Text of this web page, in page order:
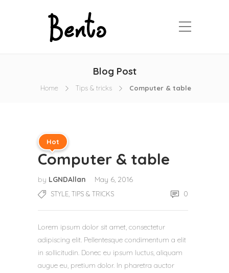
Blog Post
Home Tips & tricks Computer & table
Hot
Computer & table
by LGNDAllan May 6, 2016
STYLE, TIPS & TRICKS 0
Lorem ipsum dolor sit amet, consectetur
adipiscing elit. Pellentesque condimentum a elit
in sollicitudin. Donec eu ipsum luctus, aliquam
augue eu, pretium dolor. In pharetra auctor